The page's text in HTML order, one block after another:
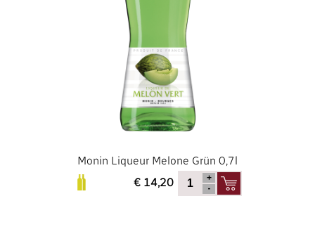
Monin Liqueur Melone Grün 0,7l
€ 14,20